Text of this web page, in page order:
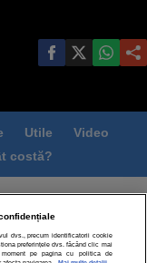
Utile
Video
costă?
Contact
dvs., precum identificatorii cookie
preferințele dvs. făcând clic mai
pe pagina cu politica de